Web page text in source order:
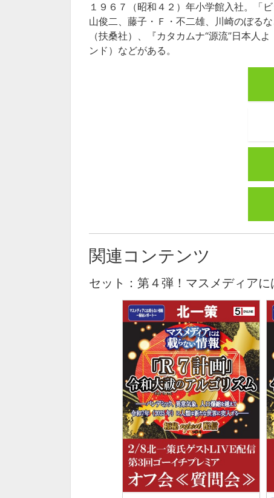
１９６７（昭和４２）年小学館入社。「
山俊二、藤子・Ｆ・不二雄、川崎のぼる
（扶桑社）、『カタカムナ“源流”日本人
ンド）などがある。
関連コンテンツ
セット：第４弾！マスメディア